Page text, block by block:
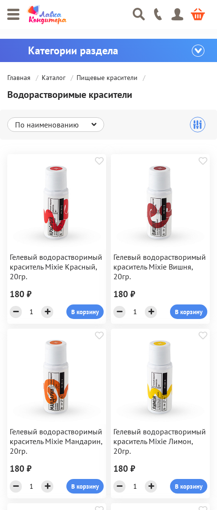
Главная Каталог Пищевые красители
Водорастворимые красители
По наименованию
Гелевый водорастворимый
краситель Mixie Красный,
20гр.
180 ₽
В корзину
Гелевый водорастворимый
краситель Mixie Вишня,
20гр.
180 ₽
В корзину
Гелевый водорастворимый
краситель Mixie Мандарин,
20гр.
180 ₽
В корзину
Гелевый водорастворимый
краситель Mixie Лимон,
20гр.
180 ₽
В корзину